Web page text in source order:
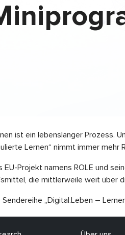
ist ein lebenslanger Prozess.
Lernen“ nimmt immer mehr
EU-Projekt namens ROLE und
die mittlerweile weit über
Sendereihe „Digital.Leben –